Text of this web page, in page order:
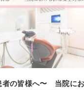
者の皆様へ〜 当院に